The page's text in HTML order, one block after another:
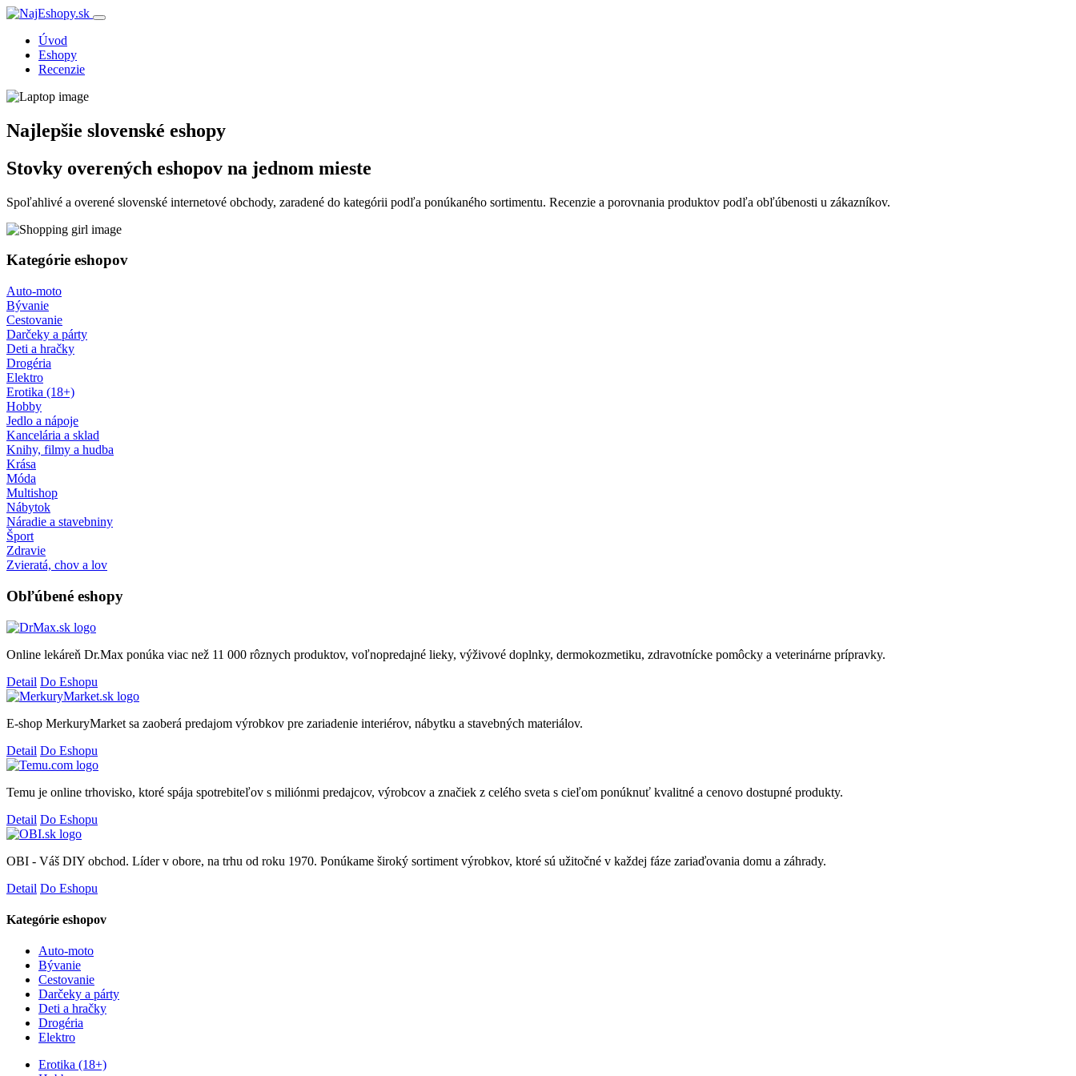
Úvod
Eshopy
Recenzie
Najlepšie slovenské eshopy
Stovky overených eshopov na jednom mieste
Spoľahlivé a overené slovenské internetové obchody, zaradené do kategórii podľa ponúkaného sortimentu. Recenzie a porovnania produktov podľa obľúbenosti u zákazníkov.
Kategórie eshopov
Auto-moto
Bývanie
Cestovanie
Darčeky a párty
Deti a hračky
Drogéria
Elektro
Erotika (18+)
Hobby
Jedlo a nápoje
Kancelária a sklad
Knihy, filmy a hudba
Krása
Móda
Multishop
Nábytok
Náradie a stavebniny
Šport
Zdravie
Zvieratá, chov a lov
Obľúbené eshopy
Online lekáreň Dr.Max ponúka viac než 11 000 rôznych produktov, voľnopredajné lieky, výživové doplnky, dermokozmetiku, zdravotnícke pomôcky a veterinárne prípravky.
Detail Do Eshopu
E-shop MerkuryMarket sa zaoberá predajom výrobkov pre zariadenie interiérov, nábytku a stavebných materiálov.
Detail Do Eshopu
Temu je online trhovisko, ktoré spája spotrebiteľov s miliónmi predajcov, výrobcov a značiek z celého sveta s cieľom ponúknuť kvalitné a cenovo dostupné produkty.
Detail Do Eshopu
OBI - Váš DIY obchod. Líder v obore, na trhu od roku 1970. Ponúkame široký sortiment výrobkov, ktoré sú užitočné v každej fáze zariaďovania domu a záhrady.
Detail Do Eshopu
Kategórie eshopov
Auto-moto
Bývanie
Cestovanie
Darčeky a párty
Deti a hračky
Drogéria
Elektro
Erotika (18+)